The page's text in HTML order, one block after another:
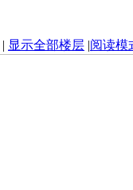
| 显示全部楼层 |阅读模